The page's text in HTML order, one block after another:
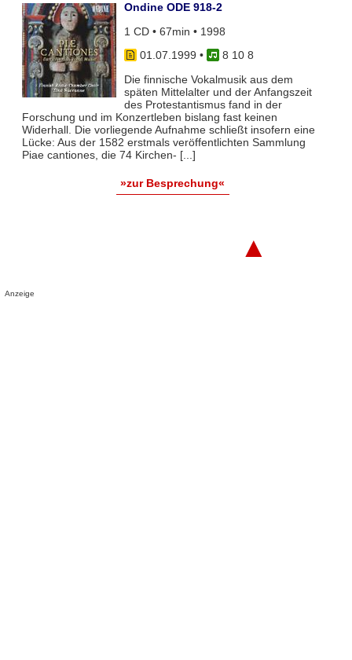
Ondine ODE 918-2
1 CD • 67min • 1998
01.07.1999 •
8 10 8
Die finnische Vokalmusik aus dem
späten Mittelalter und der Anfangszeit
des Protestantismus fand in der
Forschung und im Konzertleben bislang fast keinen
Widerhall. Die vorliegende Aufnahme schließt insofern eine
Lücke: Aus der 1582 erstmals veröffentlichten Sammlung
Piae cantiones, die 74 Kirchen- [...]
»zur Besprechung«
▲
Anzeige